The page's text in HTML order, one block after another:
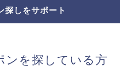
探しをサポート
ンを探している方